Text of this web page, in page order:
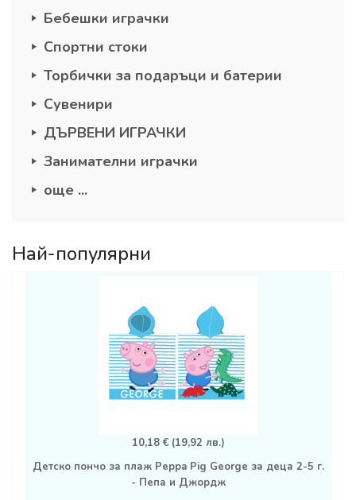
Бебешки играчки
Спортни стоки
Торбички за подаръци и батерии
Сувенири
ДЪРВЕНИ ИГРАЧКИ
Занимателни играчки
още ...
Най-популярни
10,18 € (19,92 лв.)
Детско пончо за плаж Peppa Pig George за деца 2-5 г.
- Пепа и Джордж